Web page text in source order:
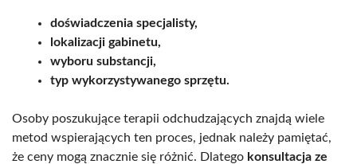
doświadczenia specjalisty,
lokalizacji gabinetu,
wyboru substancji,
typ wykorzystywanego sprzętu.
Osoby poszukujące terapii odchudzających znajdą wiele
metod wspierających ten proces, jednak należy pamiętać,
że ceny mogą znacznie się różnić. Dlatego konsultacja ze